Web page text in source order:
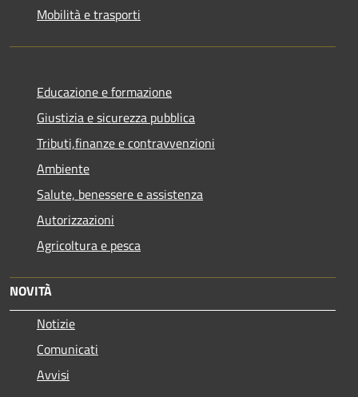
Mobilità e trasporti
Educazione e formazione
Giustizia e sicurezza pubblica
Tributi,finanze e contravvenzioni
Ambiente
Salute, benessere e assistenza
Autorizzazioni
Agricoltura e pesca
NOVITÀ
Notizie
Comunicati
Avvisi